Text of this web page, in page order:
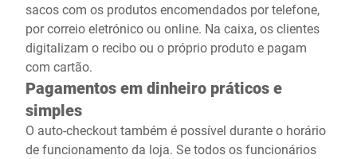
sacos com os produtos encomendados por telefone,
por correio eletrónico ou online. Na caixa, os clientes
digitalizam o recibo ou o próprio produto e pagam
com cartão.
Pagamentos em dinheiro práticos e
simples
O auto-checkout também é possível durante o horário
de funcionamento da loja. Se todos os funcionários